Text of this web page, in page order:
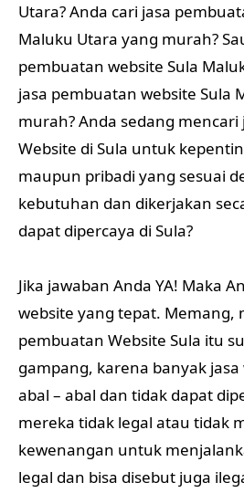
Utara? Anda cari jasa
Maluku Utara yang murah?
pembuatan website Sula
jasa pembuatan website Sula
murah? Anda sedang
Website di Sula untuk
maupun pribadi yang sesuai
kebutuhan dan dikerjakan
dapat dipercaya di Sula?
Jika jawaban Anda YA! Maka
website yang tepat. Memang,
pembuatan Website Sula itu
gampang, karena banyak jasa
abal – abal dan tidak dapat
mereka tidak legal atau tidak
kewenangan untuk
legal dan bisa disebut juga